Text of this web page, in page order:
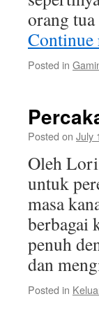
orang
Continue
Posted in
Posted on July
Oleh
untuk
masa
berbagai
penuh
dan
Posted in